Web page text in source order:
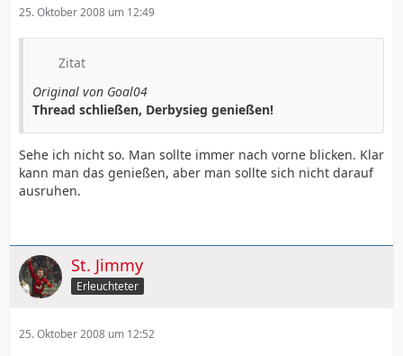
25. Oktober 2008 um 12:49
Zitat
Original von Goal04
Thread schließen, Derbysieg genießen!
Sehe ich nicht so. Man sollte immer nach vorne blicken. Klar
kann man das genießen, aber man sollte sich nicht darauf
ausruhen.
St. Jimmy
Erleuchteter
25. Oktober 2008 um 12:52